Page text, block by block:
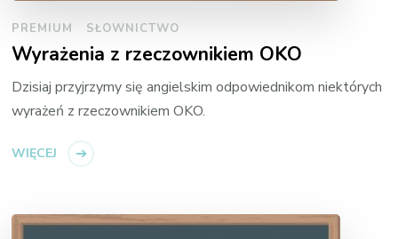
PREMIUM SŁOWNICTWO
Wyrażenia z rzeczownikiem OKO
Dzisiaj przyjrzymy się angielskim odpowiednikom niektórych
wyrażeń z rzeczownikiem OKO.
WIĘCEJ